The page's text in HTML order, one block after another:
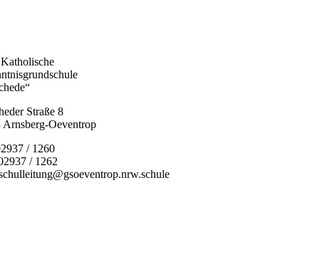
Straße 8
Arnsberg-Oeventrop
/ 1260
/ 1262